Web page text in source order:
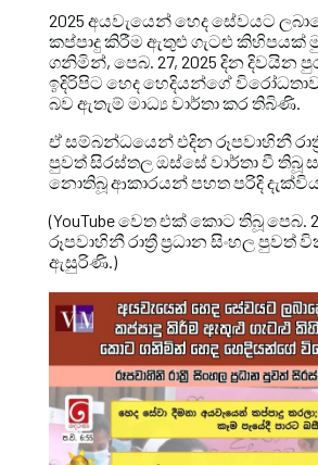
2025 අයවැයෙන් හෙද සේවයට
කප්පාදු කිරීම ඇතුළු ගැටළු කිහිපයක්
ගනිමින්, පෙබ. 27, 2025 දින දිවයින
ඉදිරිපිට හෙද හෙදියන්ගේ
බව ඇතැම් මාධ්‍ය වාර්තා කර තිබිණි.
ඒ සම්බන්ධයෙන් එදින රූපවාහිනී රාත්‍රී
පුවත් සිරස්තල ඔස්සේ වාර්තා වී තිබූ
නොතිබූ ආකාරයන් පහත පරිදි
(YouTube වෙත එක් කොට තිබූ පෙබ.
රූපවාහිනී රාත්‍රී ප්‍රධාන සිංහල පුවත්
ඇසුරිණි.)